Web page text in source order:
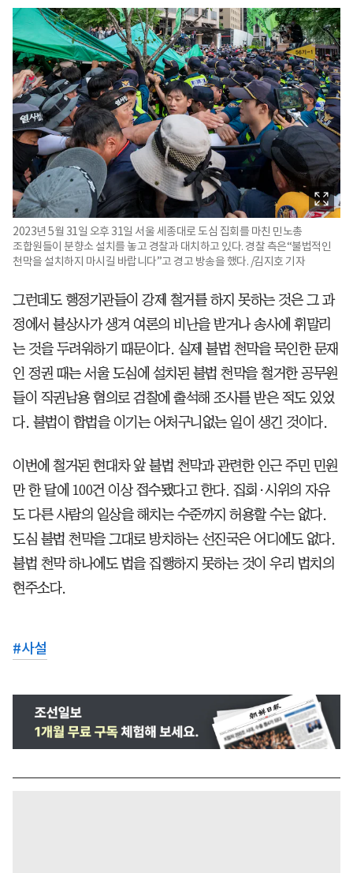
2023년 5월 31일 오후 31일 서울 세종대로 도심 집회를 마친 민노총
조합원들이 분향소 설치를 놓고 경찰과 대치하고 있다. 경찰 측은“불법적인
천막을 설치하지 마시길 바랍니다”고 경고 방송을 했다. /김지호 기자
그런데도 행정기관들이 강제 철거를 하지 못하는 것은 그 과
정에서 불상사가 생겨 여론의 비난을 받거나 송사에 휘말리
는 것을 두려워하기 때문이다. 실제 불법 천막을 묵인한 문재
인 정권 때는 서울 도심에 설치된 불법 천막을 철거한 공무원
들이 직권남용 혐의로 검찰에 출석해 조사를 받은 적도 있었
다. 불법이 합법을 이기는 어처구니없는 일이 생긴 것이다.
이번에 철거된 현대차 앞 불법 천막과 관련한 인근 주민 민원
만 한 달에 100건 이상 접수됐다고 한다. 집회·시위의 자유
도 다른 사람의 일상을 해치는 수준까지 허용할 수는 없다.
도심 불법 천막을 그대로 방치하는 선진국은 어디에도 없다.
불법 천막 하나에도 법을 집행하지 못하는 것이 우리 법치의
현주소다.
#사설